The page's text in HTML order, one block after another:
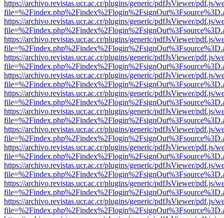
https://archivo.revistas.ucr.ac.cr/plugins/generic/pdfJsViewer/pdf.js/
https://archivo.revistas.ucr.ac.cr/plugins/generic/pdfJsViewer/pdf.js/
https://archivo.revistas.ucr.ac.cr/plugins/generic/pdfJsViewer/pdf.js/
https://archivo.revistas.ucr.ac.cr/plugins/generic/pdfJsViewer/pdf.js/
https://archivo.revistas.ucr.ac.cr/plugins/generic/pdfJsViewer/pdf.js/
https://archivo.revistas.ucr.ac.cr/plugins/generic/pdfJsViewer/pdf.js/
https://archivo.revistas.ucr.ac.cr/plugins/generic/pdfJsViewer/pdf.js/
https://archivo.revistas.ucr.ac.cr/plugins/generic/pdfJsViewer/pdf.js/
https://archivo.revistas.ucr.ac.cr/plugins/generic/pdfJsViewer/pdf.js/
https://archivo.revistas.ucr.ac.cr/plugins/generic/pdfJsViewer/pdf.js/
https://archivo.revistas.ucr.ac.cr/plugins/generic/pdfJsViewer/pdf.js/
https://archivo.revistas.ucr.ac.cr/plugins/generic/pdfJsViewer/pdf.js/